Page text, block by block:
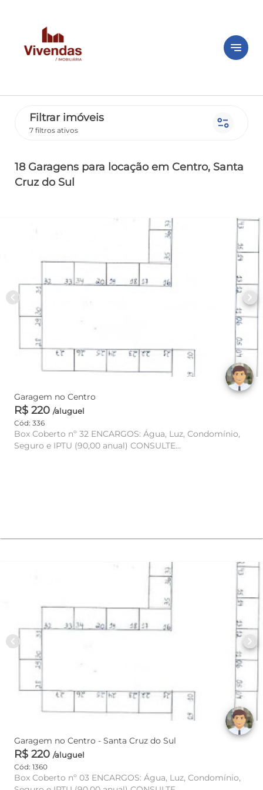
notes
Filtrar imóveis
7 filtros ativos page_info
18 Garagens para locaçãoem Centro, Santa
Cruz do Sul
chevron_left chevron_right
Garagem no Centro
R$ 220 /aluguel
Cód: 336
Box Coberto nº 32 ENCARGOS: Água, Luz, Condomínio,
Seguro e IPTU (90,00 anual) CONSULTE
chevron_left chevron_right
Garagem no Centro - Santa Cruz do Sul
R$ 220 /aluguel
Cód: 1360
Box Coberto nº 03 ENCARGOS: Água, Luz, Condomínio,